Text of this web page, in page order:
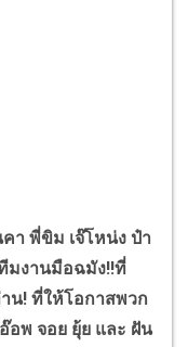
า พี่ขิม เจ๊โหน่ง ป๋า
มงานมือฉมัง!!ที่
น! ที่ให้โอกาสพวก
อ๊อพ จอย ยุ้ย และ ฝัน